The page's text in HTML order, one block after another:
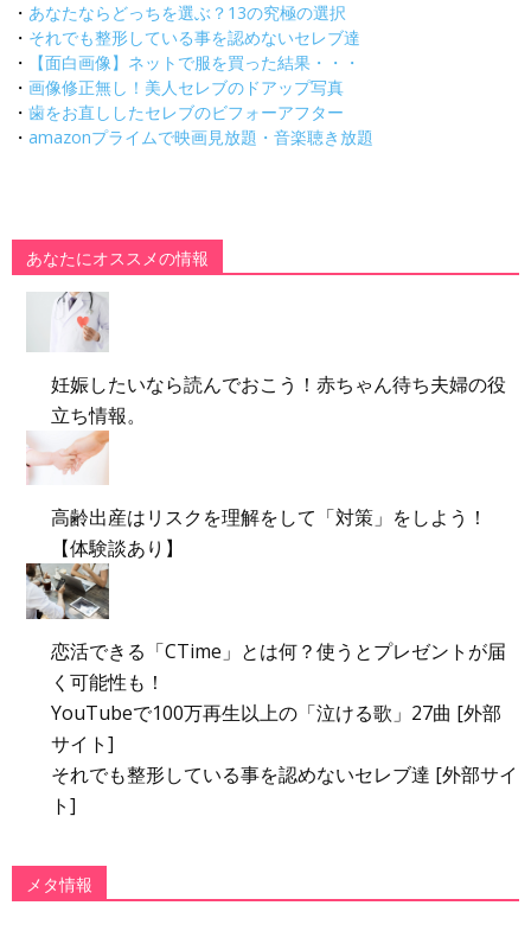
・ あなたならどっちを選ぶ？13の究極の選択
・ それでも整形している事を認めないセレブ達
・
【面白画像】ネットで服を買った結果・・・
・ 画像修正無し！美人セレブのドアップ写真
・ 歯をお直ししたセレブのビフォーアフター
・ amazonプライムで映画見放題・音楽聴き放題
あなたにオススメの情報
妊娠したいなら読んでおこう！赤ちゃん待ち夫婦の役
立ち情報。
高齢出産はリスクを理解をして「対策」をしよう！
【体験談あり】
恋活できる「CTime」とは何？使うとプレゼントが届
く可能性も！
YouTubeで100万再生以上の「泣ける歌」27曲 [外部
サイト]
それでも整形している事を認めないセレブ達 [外部サイ
ト]
メタ情報